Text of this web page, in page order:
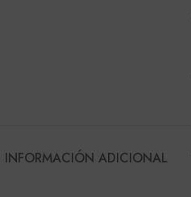
INFORMACIÓN ADICIONAL